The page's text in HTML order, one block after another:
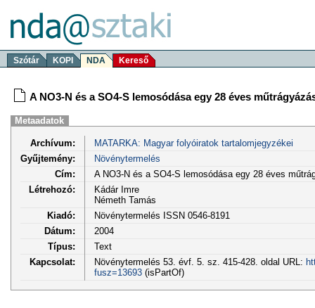
Szótár KOPI NDA Kereső
A NO3-N és a SO4-S lemosódása egy 28 éves
Metaadatok
Archívum:
MATARKA: Magyar folyóiratok tartalomjegyzékei
Gyűjtemény:
Növénytermelés
Cím:
A NO3-N és a SO4-S lemosódása egy 28 éves
Létrehozó:
Kádár Imre
Németh Tamás
Kiadó:
Növénytermelés ISSN 0546-8191
Dátum:
2004
Típus:
Text
Kapcsolat:
Növénytermelés 53. évf. 5. sz. 415-428. oldal URL:
fusz=13693(isPartOf)